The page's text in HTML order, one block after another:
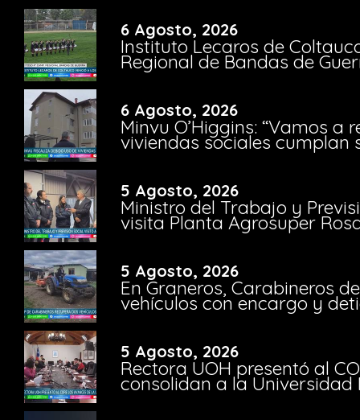
6 Agosto, 2026
Instituto Lecaros de
Regional de Bandas de
6 Agosto, 2026
Minvu O’Higgins: “Vamos a
viviendas sociales cumplan
5 Agosto, 2026
Ministro del Trabajo y
visita Planta Agrosuper
5 Agosto, 2026
En Graneros, Carabineros
vehículos con encargo y
5 Agosto, 2026
Rectora UOH presentó al
consolidan a la Universidad